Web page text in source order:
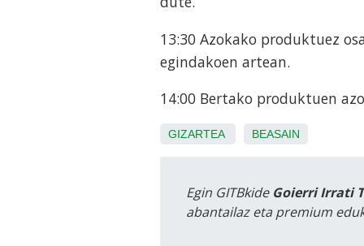
13:30 Azokako produktuez
egindakoen artean.
14:00 Bertako produktuen
GIZARTEA BEASAIN
Egin GITBkide Goierri Irrati
abantailaz eta premium